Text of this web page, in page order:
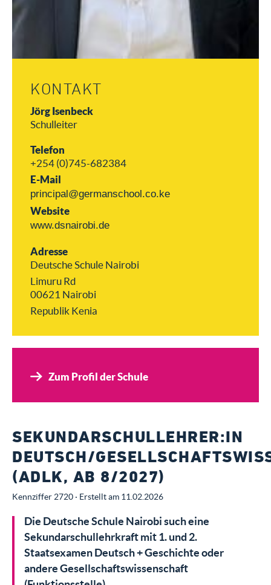
KONTAKT
Jörg Isenbeck
Schulleiter
Telefon
+254 (0)745-682384
E-Mail
principal@germanschool.co.ke
Website
www.dsnairobi.de
Adresse
Deutsche Schule Nairobi
Limuru Rd
00621 Nairobi
Republik Kenia
Zum Profil der Schule
SEKUNDARSCHULLEHRER:IN
DEUTSCH/
(ADLK, AB 8/2027)
Kennziffer 2720 · Erstellt am 11.02.2026
Die Deutsche Schule Nairobi such eine
Sekundarschullehrkraft mit 1. und 2.
Staatsexamen Deutsch + Geschichte oder
andere Gesellschaftswissenschaft